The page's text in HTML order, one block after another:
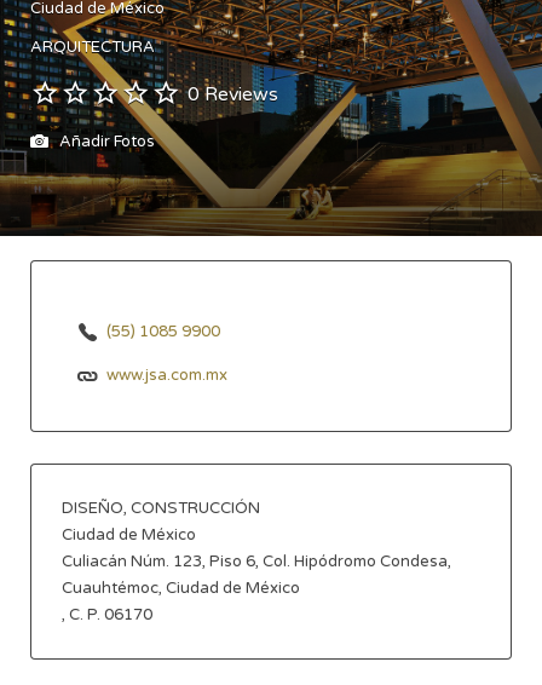
Ciudad de México
ARQUITECTURA
0 Reviews
Añadir Fotos
(55) 1085 9900
www.jsa.com.mx
DISEÑO, CONSTRUCCIÓN
Ciudad de México
Culiacán Núm. 123, Piso 6, Col. Hipódromo Condesa,
Cuauhtémoc, Ciudad de México
, C. P. 06170